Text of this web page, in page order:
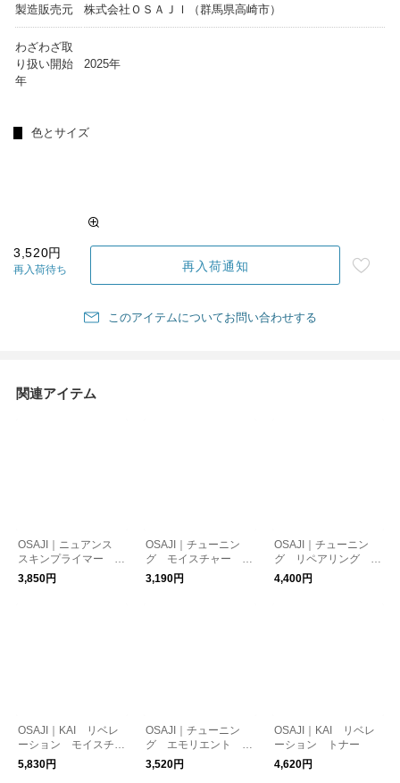
製造販売元 株式会社ＯＳＡＪＩ（群馬県高崎市）
わざわざ取
り扱い開始
年
2025年
色とサイズ
3,520円
再入荷待ち 再入荷通知
このアイテムについてお問い合わせする
関連アイテム
OSAJI｜ニュアンス
スキンプライマー U
V
3,850円
OSAJI｜チューニン
グ モイスチャー ジ
ェル
3,190円
OSAJI｜チューニン
グ リペアリング セ
ラム
4,400円
OSAJI｜KAI リベレ
ーション モイスチャ
ライザー
5,830円
OSAJI｜チューニン
グ エモリエント ク
リーム
3,520円
OSAJI｜KAI リベレ
ーション トナー
4,620円